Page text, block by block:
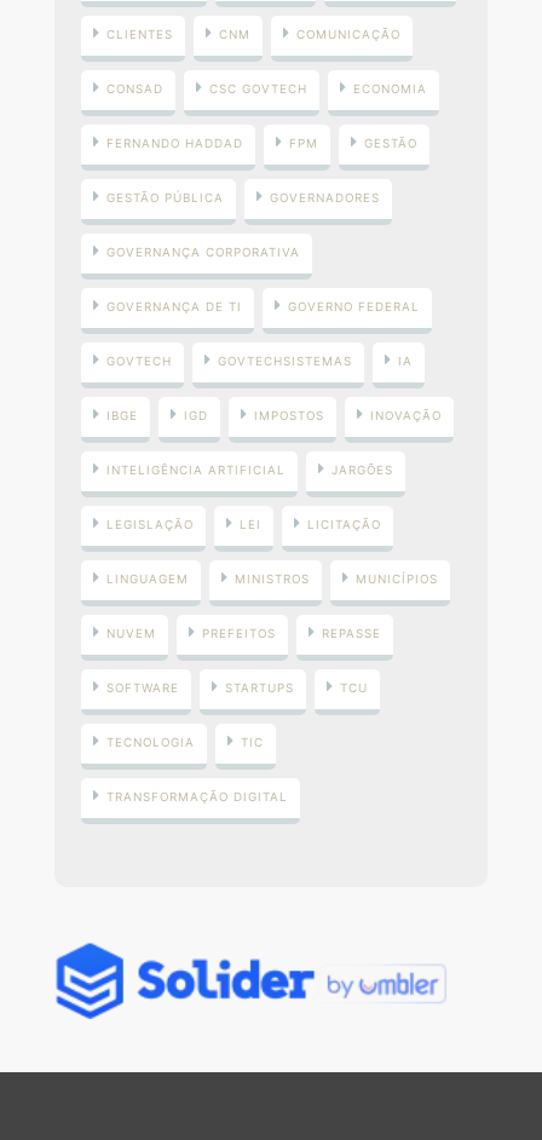
CLIENTES CNM COMUNICAÇÃO
CONSAD CSC GOVTECH ECONOMIA
FERNANDO HADDAD FPM GESTÃO
GESTÃO PÚBLICA GOVERNADORES
GOVERNANÇA CORPORATIVA
GOVERNANÇA DE TI GOVERNO FEDERAL
GOVTECH GOVTECHSISTEMAS IA
IBGE IGD IMPOSTOS INOVAÇÃO
INTELIGÊNCIA ARTIFICIAL JARGÕES
LEGISLAÇÃO LEI LICITAÇÃO
LINGUAGEM MINISTROS MUNICÍPIOS
NUVEM PREFEITOS REPASSE
SOFTWARE STARTUPS TCU
TECNOLOGIA TIC
TRANSFORMAÇÃO DIGITAL